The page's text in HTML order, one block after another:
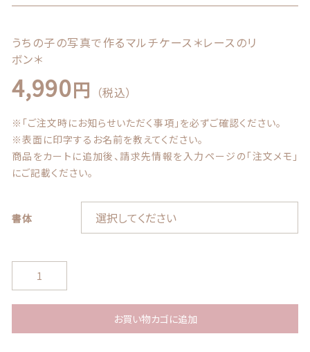
うちの子の写真で作るマルチケース＊レースのリ
ボン＊
4,990円 （税込）
※「ご注文時にお知らせいただく事項」を必ずご確認ください。
※表面に印字するお名前を教えてください。
商品をカートに追加後、請求先情報を入力ページの「注文メモ」
にご記載ください。
書体
ち
の
の
お買い物カゴに追加
ご利用ガイド
当店について
ブログ
よくある質問
プライバシーポリシー
お問い合わせ